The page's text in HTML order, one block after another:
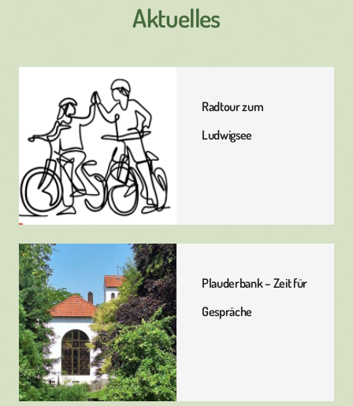
Aktuelles
Radtour zum
Ludwigsee
Plauderbank – Zeit für
Gespräche